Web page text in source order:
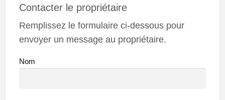
Contacter le propriétaire
Remplissez le formulaire ci-dessous pour
envoyer un message au propriétaire.
Nom